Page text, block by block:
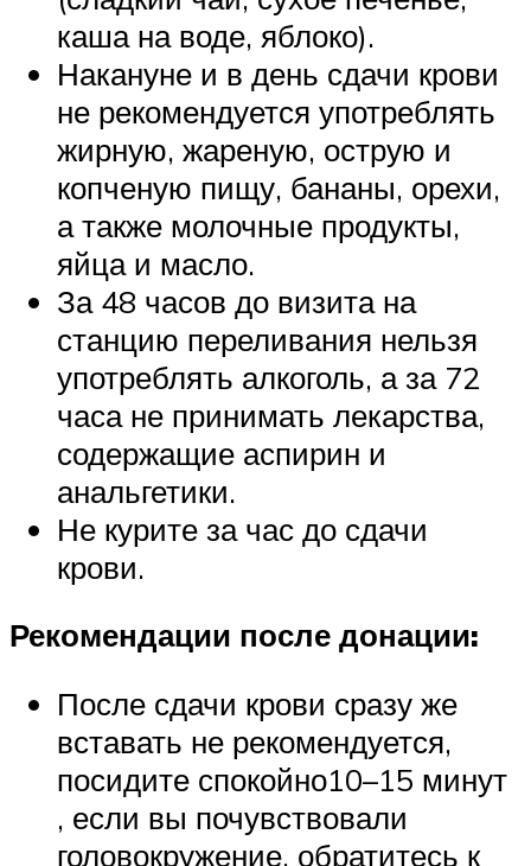
каша на воде, яблоко).
Накануне и в день сдачи крови
не рекомендуется употреблять
жирную, жареную, острую и
копченую пищу, бананы, орехи,
а также молочные продукты,
яйца и масло.
За 48 часов до визита на
станцию переливания нельзя
употреблять алкоголь, а за 72
часа не принимать лекарства,
содержащие аспирин и
анальгетики.
Не курите за час до сдачи
крови.
Рекомендации после донации:
После сдачи крови сразу же
вставать не рекомендуется,
посидите спокойно10–15 минут
, если вы почувствовали
головокружение, обратитесь к